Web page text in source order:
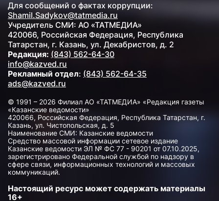
Для сообщений о фактах коррупции:
Shamil.Sadykov@tatmedia.ru
Учредитель СМИ: АО «ТАТМЕДИА»
420066, Российская Федерация, Республика
Татарстан, г. Казань, ул. Декабристов, д. 2
Редакция: (843) 562-64-30
info@kazved.ru
Рекламный отдел: (843) 562-64-35
ads@kazved.ru
© 1991 – 2026 Филиал АО «ТАТМЕДИА» «Редакция газеты
«Казанские ведомости»
420066, Российская Федерация, Республика Татарстан, г.
Казань, ул. Чистопольская, д. 5
Наименование СМИ: Казанские ведомости
Средство массовой информации сетевое издание
Казанские ведомости ЭЛ № ФС 77 - 90201 от 07.10.2025,
зарегистрировано Федеральной службой по надзору в
сфере связи, информационных технологий и массовых
коммуникаций.
Настоящий ресурс может содержать материалы
16+